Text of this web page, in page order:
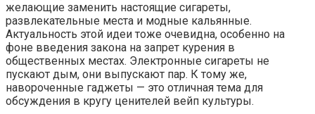
желающие заменить настоящие сигареты,
развлекательные места и модные кальянные.
Актуальность этой идеи тоже очевидна, особенно на
фоне введения закона на запрет курения в
общественных местах. Электронные сигареты не
пускают дым, они выпускают пар. К тому же,
навороченные гаджеты — это отличная тема для
обсуждения в кругу ценителей вейп культуры.